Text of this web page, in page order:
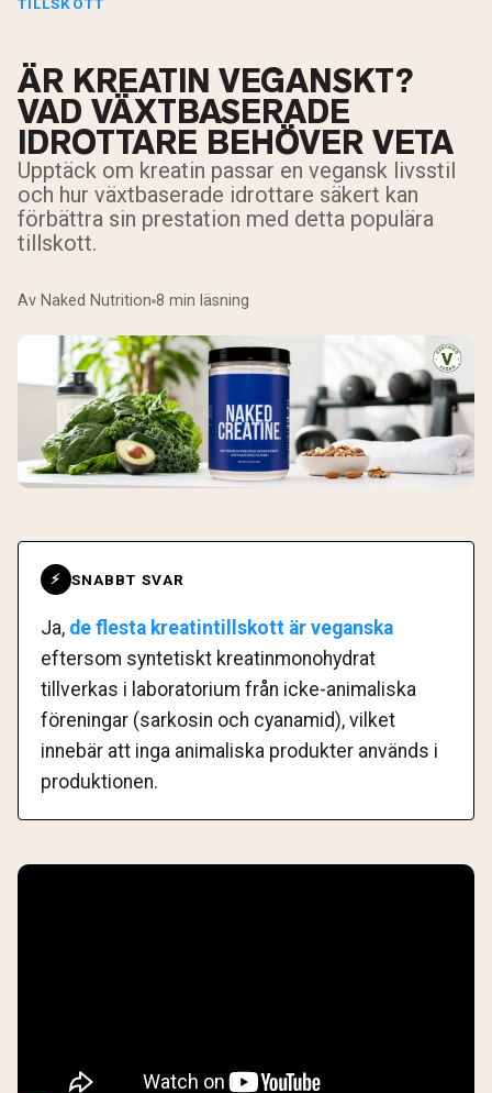
TILLSKOTT
ÄR KREATIN VEGANSKT?
VAD VÄXTBASERADE
IDROTTARE BEHÖVER VETA
Upptäck om kreatin passar en vegansk livsstil
och hur växtbaserade idrottare säkert kan
förbättra sin prestation med detta populära
tillskott.
Av Naked Nutrition 8 min läsning
⚡ SNABBT SVAR
Ja, de flesta kreatintillskott är veganska
eftersom syntetiskt kreatinmonohydrat
tillverkas i laboratorium från icke-animaliska
föreningar (sarkosin och cyanamid), vilket
innebär att inga animaliska produkter används i
produktionen.